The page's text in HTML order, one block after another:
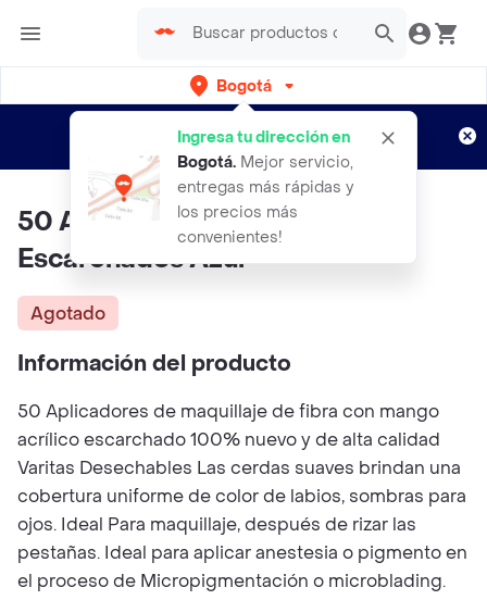
Bogotá
Ingresa tu dirección en
Bogotá. Mejor servicio,
entregas más rápidas y
los precios más
convenientes!
envíos gratis por semanas
Aplican TyC
50 Aplicadores De Maquillaje
Escarchados Azul
Agotado
Información del producto
50 Aplicadores de maquillaje de fibra con mango
acrílico escarchado 100% nuevo y de alta calidad
Varitas Desechables Las cerdas suaves brindan una
cobertura uniforme de color de labios, sombras para
ojos. Ideal Para maquillaje, después de rizar las
pestañas. Ideal para aplicar anestesia o pigmento en
el proceso de Micropigmentación o microblading.